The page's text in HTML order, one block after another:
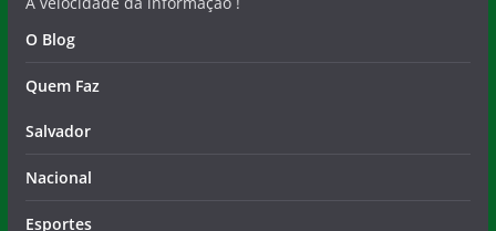
Quem Faz
Salvador
Nacional
Esportes
Colunistas